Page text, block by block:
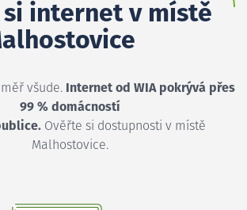
internet v místě
všude. Internet od WIA pokrývá přes
99 % domácností
Ověřte si dostupnosti v místě
Malhostovice.